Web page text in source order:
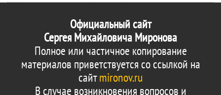
Официальный сайт
Сергея Михайловича Миронова
Полное или частичное копирование
материалов приветствуется со ссылкой на
сайтmironov.ru
В случае возникновения вопросов и